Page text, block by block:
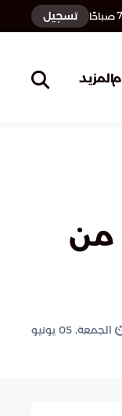
صباحًا تسجيل
المزيد
160 كيلوجراما من
الجمعة, 05 يونيو